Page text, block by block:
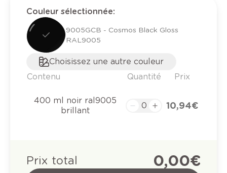
Couleur sélectionnée:
9005GCB - Cosmos Black Gloss
RAL9005
Choisissez une autre couleur
Contenu
Quantité Prix
400 ml noir ral9005
brillant
10,94 €
Prix total 0,00 €